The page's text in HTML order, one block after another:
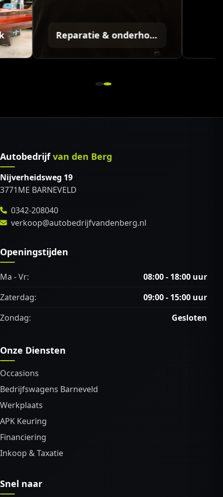
Reparatie & onderhoud
Autobedrijfvan den Berg
Nijverheidsweg 19
3771ME BARNEVELD
0342-208040
verkoop@autobedrijfvandenberg.nl
Openingstijden
Ma - Vr:
08:00 - 18:00 uur
Zaterdag:
09:00 - 15:00 uur
Zondag:
Gesloten
Onze Diensten
Occasions
Bedrijfswagens Barneveld
Werkplaats
APK Keuring
Financiering
Inkoop & Taxatie
Snel naar